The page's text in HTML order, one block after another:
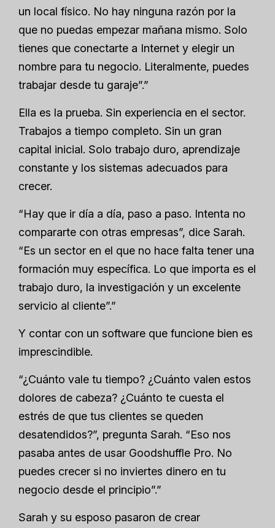
un local físico. No hay ninguna razón por la
que no puedas empezar mañana mismo. Solo
tienes que conectarte a Internet y elegir un
nombre para tu negocio. Literalmente, puedes
trabajar desde tu garaje”.”
Ella es la prueba. Sin experiencia en el sector.
Trabajos a tiempo completo. Sin un gran
capital inicial. Solo trabajo duro, aprendizaje
constante y los sistemas adecuados para
crecer.
“Hay que ir día a día, paso a paso. Intenta no
compararte con otras empresas”, dice Sarah.
“Es un sector en el que no hace falta tener una
formación muy específica. Lo que importa es el
trabajo duro, la investigación y un excelente
servicio al cliente”.”
Y contar con un software que funcione bien es
imprescindible.
“¿Cuánto vale tu tiempo? ¿Cuánto valen estos
dolores de cabeza? ¿Cuánto te cuesta el
estrés de que tus clientes se queden
desatendidos?”, pregunta Sarah. “Eso nos
pasaba antes de usar Goodshuffle Pro. No
puedes crecer si no inviertes dinero en tu
negocio desde el principio”.”
Sarah y su esposo pasaron de crear